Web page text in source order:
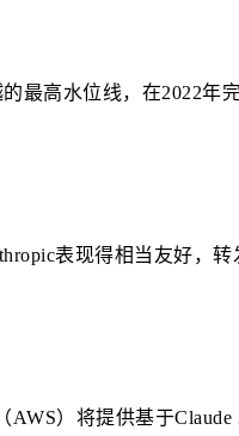
最高水位线，在2022年
表现得相当友好，转
）将提供基于Claude